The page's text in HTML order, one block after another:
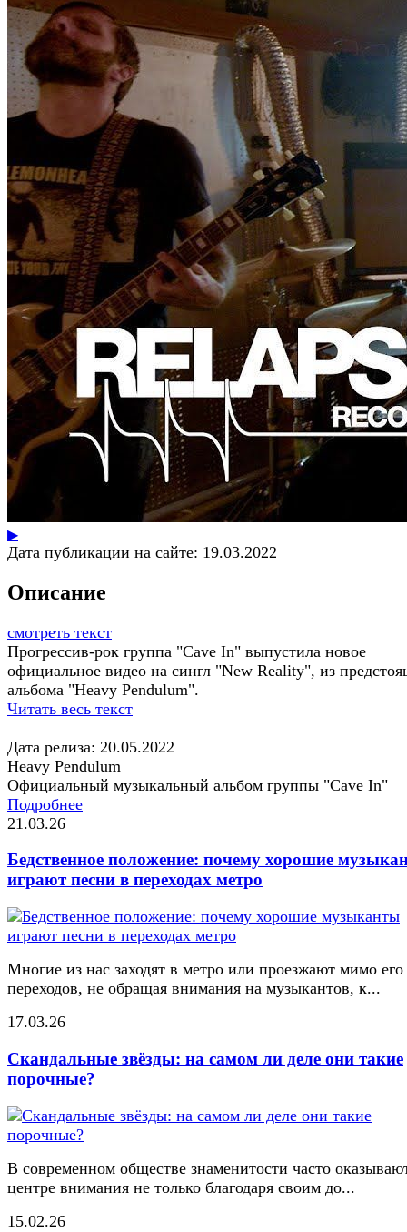
▶
Дата публикации на сайте: 19.03.2022
Описание
смотреть текст
Прогрессив-рок группа "Cave In" выпустила новое
официальное видео на сингл "New Reality", из
альбома "Heavy Pendulum".
Читать весь текст
Дата релиза: 20.05.2022
Heavy Pendulum
Официальный музыкальный альбом группы "Cave In"
Подробнее
21.03.26
Бедственное положение: почему хорошие
играют песни в переходах метро
Многие из нас заходят в метро или проезжают мимо его
переходов, не обращая внимания на музыкантов, к...
17.03.26
Скандальные звёзды: на самом ли деле они такие
порочные?
В современном обществе знаменитости часто
центре внимания не только благодаря своим до...
15.02.26